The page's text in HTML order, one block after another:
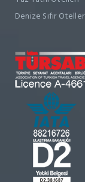
Denize Sıfır Oteller